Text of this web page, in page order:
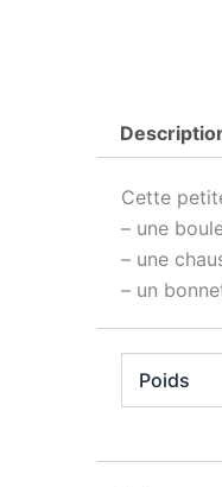
Cette
– une
– une
– un
Poids